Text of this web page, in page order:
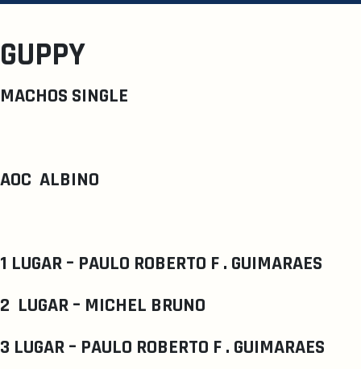
GUPPY
MACHOS SINGLE
AOC ALBINO
1 LUGAR – PAULO ROBERTO F . GUIMARAES
2 LUGAR – MICHEL BRUNO
3 LUGAR – PAULO ROBERTO F . GUIMARAES